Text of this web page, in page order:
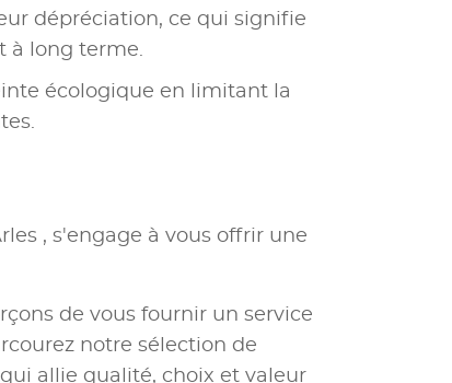
dépréciation, ce qui signifie
à long terme.
écologique en limitant la
, s'engage à vous offrir une
de vous fournir un service
notre sélection de
allie qualité, choix et valeur